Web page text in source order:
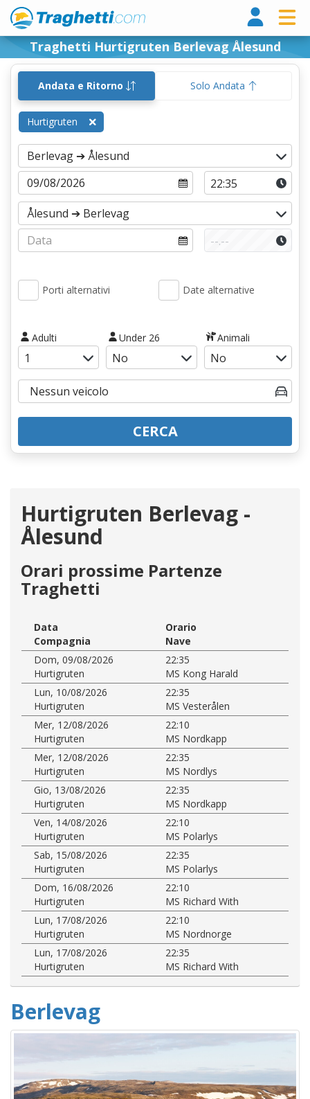
Traghetti Hurtigruten Berlevag Ålesund
Andata e Ritorno Solo Andata
Hurtigruten
Porti alternativi Date alternative
Adulti Under 26 Animali
CERCA
Hurtigruten Berlevag -
Ålesund
Orari prossime Partenze
Traghetti
Data
Orario
Compagnia
Nave
Dom, 09/08/2026
22:35
Hurtigruten
MS Kong Harald
Lun, 10/08/2026
22:35
Hurtigruten
MS Vesterålen
Mer, 12/08/2026
22:10
Hurtigruten
MS Nordkapp
Mer, 12/08/2026
22:35
Hurtigruten
MS Nordlys
Gio, 13/08/2026
22:35
Hurtigruten
MS Nordkapp
Ven, 14/08/2026
22:10
Hurtigruten
MS Polarlys
Sab, 15/08/2026
22:35
Hurtigruten
MS Polarlys
Dom, 16/08/2026
22:10
Hurtigruten
MS Richard With
Lun, 17/08/2026
22:10
Hurtigruten
MS Nordnorge
Lun, 17/08/2026
22:35
Hurtigruten
MS Richard With
Berlevag